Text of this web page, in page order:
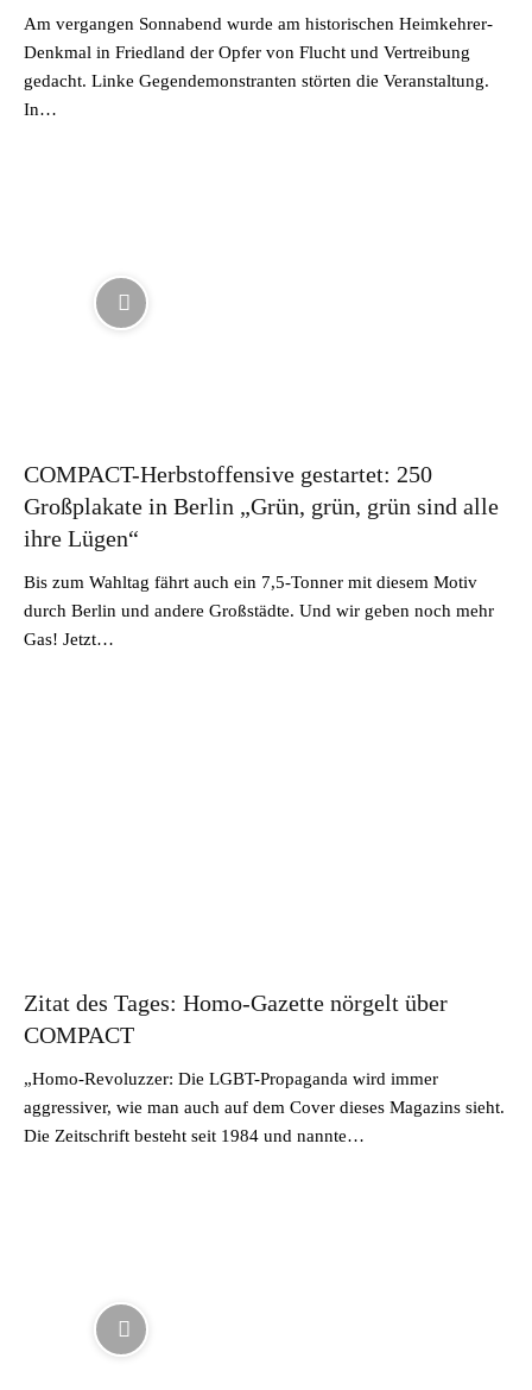
Am vergangen Sonnabend wurde am historischen Heimkehrer-
Denkmal in Friedland der Opfer von Flucht und Vertreibung
gedacht. Linke Gegendemonstranten störten die Veranstaltung.
In…
COMPACT-Herbstoffensive gestartet: 250
Großplakate in Berlin „Grün, grün, grün sind alle
ihre Lügen“
Bis zum Wahltag fährt auch ein 7,5-Tonner mit diesem Motiv
durch Berlin und andere Großstädte. Und wir geben noch mehr
Gas! Jetzt…
Zitat des Tages: Homo-Gazette nörgelt über
COMPACT
„Homo-Revoluzzer: Die LGBT-Propaganda wird immer
aggressiver, wie man auch auf dem Cover dieses Magazins sieht.
Die Zeitschrift besteht seit 1984 und nannte…